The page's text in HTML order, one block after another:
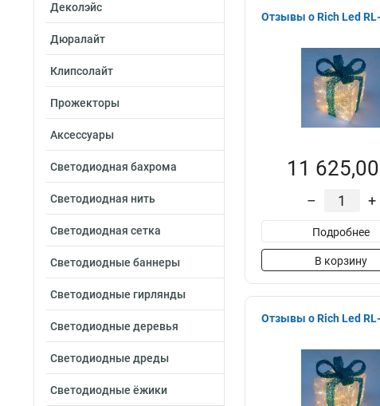
Деколэйс
Дюралайт
Клипсолайт
Прожекторы
Аксессуары
Светодиодная бахрома
Светодиодная нить
Светодиодная сетка
Светодиодные баннеры
Светодиодные гирлянды
Светодиодные деревья
Светодиодные дреды
Светодиодные ёжики
Отзывы о Rich Led
11
– +
Подробнее
В корзину
Отзывы о Rich Led